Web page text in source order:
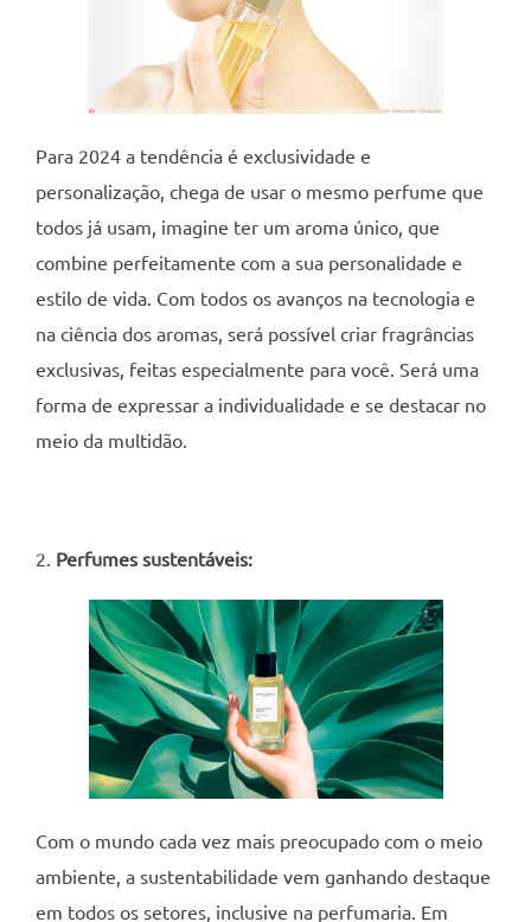
Para 2024 a tendência é exclusividade e
personalização, chega de usar o mesmo perfume que
todos já usam, imagine ter um aroma único, que
combine perfeitamente com a sua personalidade e
estilo de vida. Com todos os avanços na tecnologia e
na ciência dos aromas, será possível criar fragrâncias
exclusivas, feitas especialmente para você. Será uma
forma de expressar a individualidade e se destacar no
meio da multidão.
2. Perfumes sustentáveis:
Com o mundo cada vez mais preocupado com o meio
ambiente, a sustentabilidade vem ganhando destaque
em todos os setores, inclusive na perfumaria. Em